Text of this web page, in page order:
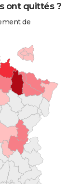
ont quittés ?
de